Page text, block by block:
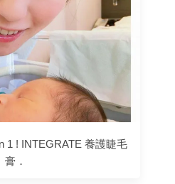
1 ! INTEGRATE 養護睫毛
膏．